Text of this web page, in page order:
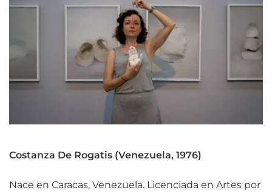
Costanza De Rogatis (Venezuela, 1976)
Nace en Caracas, Venezuela. Licenciada en Artes por